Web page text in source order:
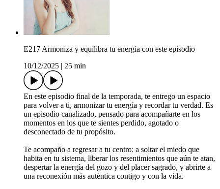
E217 Armoniza y equilibra tu energía con este episodio
10/12/2025
25 min
En este episodio final de la temporada, te entrego un espacio
para volver a ti, armonizar tu energía y recordar tu verdad. Es
un episodio canalizado, pensado para acompañarte en los
momentos en los que te sientes perdido, agotado o
desconectado de tu propósito.
Te acompaño a regresar a tu centro: a soltar el miedo que
habita en tu sistema, liberar los resentimientos que aún te atan,
despertar la energía del gozo y del placer sagrado, y abrirte a
una reconexión más auténtica contigo y con la vida.